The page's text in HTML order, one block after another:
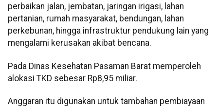
perbaikan jalan, jembatan, jaringan irigasi, lahan
pertanian, rumah masyarakat, bendungan, lahan
perkebunan, hingga infrastruktur pendukung lain yang
mengalami kerusakan akibat bencana.
Pada Dinas Kesehatan Pasaman Barat memperoleh
alokasi TKD sebesar Rp8,95 miliar.
Anggaran itu digunakan untuk tambahan pembiayaan